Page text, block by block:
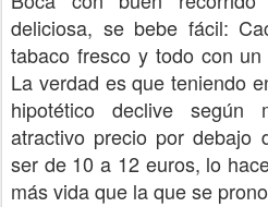
deliciosa, se bebe fácil:
tabaco fresco y todo con
La verdad es que teniendo
hipotético declive según
atractivo precio por debajo
ser de 10 a 12 euros, lo
más vida que la que se